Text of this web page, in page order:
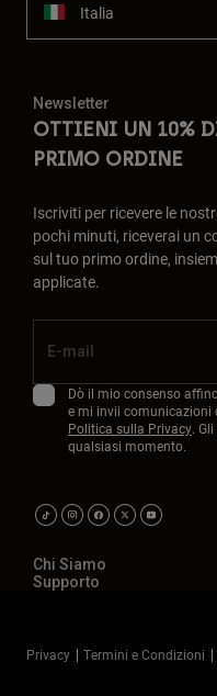
Italia
Newsletter
OTTIENI UN 10%
PRIMO ORDINE
Iscriviti per ricevere le
pochi minuti, riceverai un
sul tuo primo ordine,
applicate.
Dò il mio consenso
e mi invii comunicazioni
Politica sulla Privacy.
qualsiasi momento.
Chi Siamo
Supporto
Privacy Termini e Condizioni